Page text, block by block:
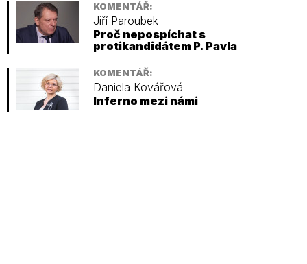
KOMENTÁŘ:
Jiří Paroubek
Proč nepospíchat s
protikandidátem P. Pavla
KOMENTÁŘ:
Daniela Kovářová
Inferno mezi námi